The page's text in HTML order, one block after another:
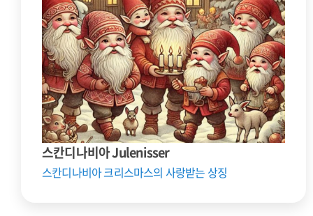
스칸디나비아 Julenisser
스칸디나비아 크리스마스의 사랑받는 상징